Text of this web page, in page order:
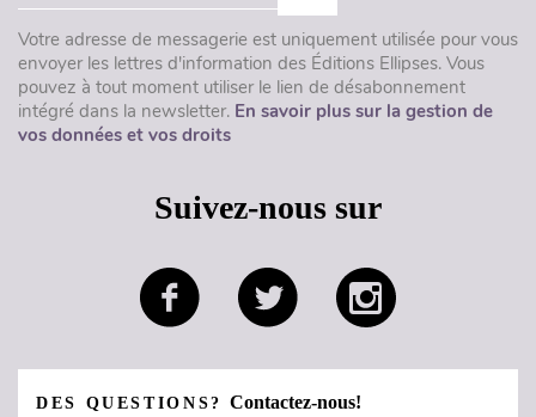
Votre adresse de messagerie est uniquement utilisée pour vous
envoyer les lettres d'information des Éditions Ellipses. Vous
pouvez à tout moment utiliser le lien de désabonnement
intégré dans la newsletter. En savoir plus sur la gestion de
vos données et vos droits
Suivez-nous sur
DES QUESTIONS?Contactez-nous!